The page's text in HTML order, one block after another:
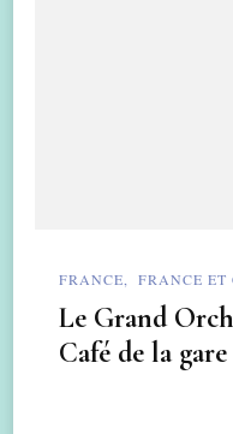
FRANCE FRANCE ET
Le Grand
Café de la gare